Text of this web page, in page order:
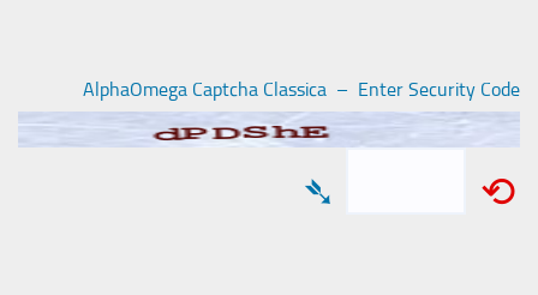
AlphaOmega Captcha Classica – Enter Security Code
⟲
➴